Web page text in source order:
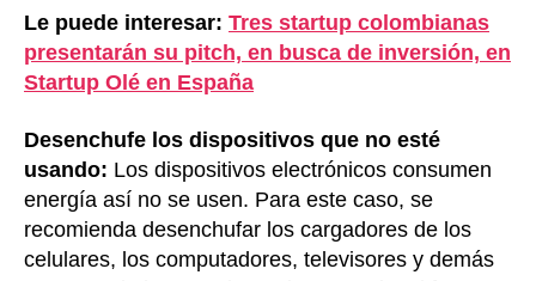
Le puede interesar: Tres startup colombianas
presentarán su pitch, en busca de inversión, en
Startup Olé en España
Desenchufe los dispositivos que no esté
usando: Los dispositivos electrónicos consumen
energía así no se usen. Para este caso, se
recomienda desenchufar los cargadores de los
celulares, los computadores, televisores y demás